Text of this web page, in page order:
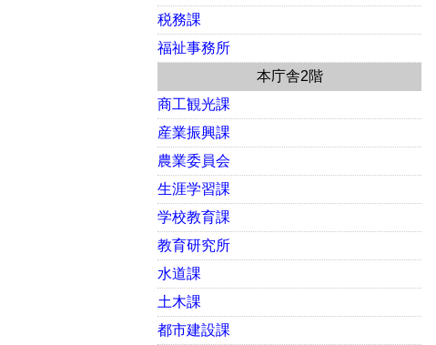
税務課
福祉事務所
本庁舎2階
商工観光課
産業振興課
農業委員会
生涯学習課
学校教育課
教育研究所
水道課
土木課
都市建設課